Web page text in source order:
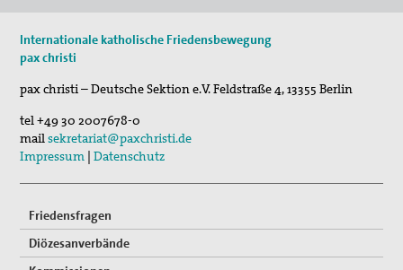
Internationale katholische Friedensbewegung
pax christi
pax christi – Deutsche Sektion e.V.Feldstraße 4,13355 Berlin
tel+49 30 2007678-0
mailsekretariat@paxchristi.de
Impressum |Datenschutz
Friedensfragen
Diözesanverbände